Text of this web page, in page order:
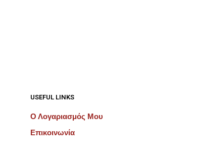
USEFUL LINKS
Ο Λογαριασμός Μου
Επικοινωνία